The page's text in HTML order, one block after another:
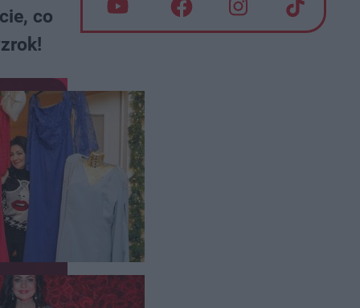
co